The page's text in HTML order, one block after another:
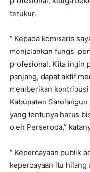
terukur.
” Kepada komisaris
menjalankan fungsi
profesional. Kita ingin
panjang, dapat aktif
memberikan
Kabupaten
yang tentunya harus
oleh Perseroda,”
” Kepercayaan publik
kepercayaan itu hilang